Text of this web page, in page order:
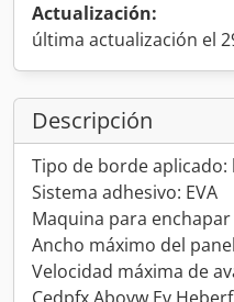
Actualización:
última actualización el
Descripción
Tipo de borde
Sistema adhesivo: EVA
Maquina para
Ancho máximo del
Velocidad máxima de